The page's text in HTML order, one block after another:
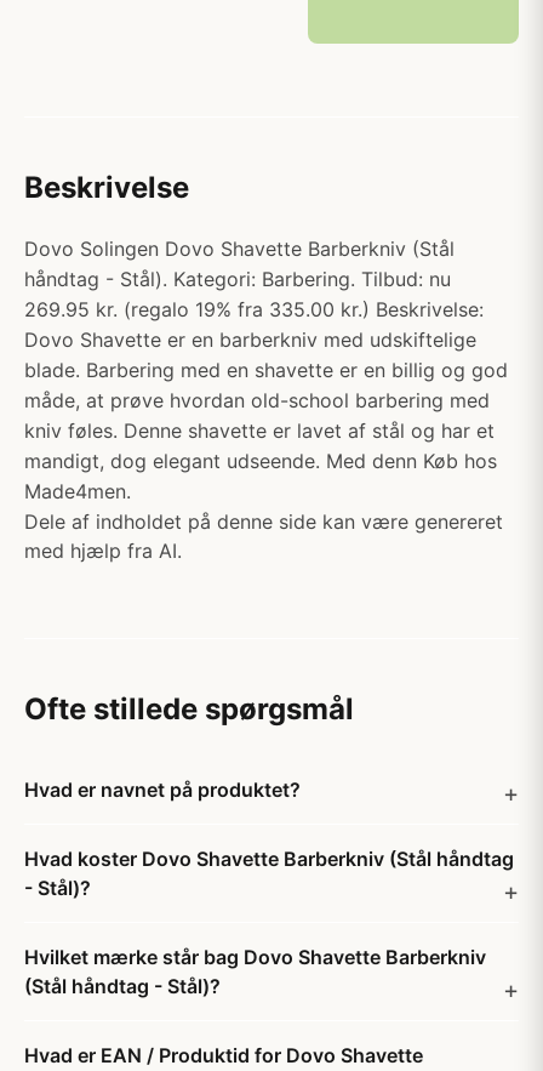
Beskrivelse
Dovo Solingen Dovo Shavette Barberkniv (Stål
håndtag - Stål). Kategori: Barbering. Tilbud: nu
269.95 kr. (regalo 19% fra 335.00 kr.) Beskrivelse:
Dovo Shavette er en barberkniv med udskiftelige
blade. Barbering med en shavette er en billig og god
måde, at prøve hvordan old-school barbering med
kniv føles. Denne shavette er lavet af stål og har et
mandigt, dog elegant udseende. Med denn Køb hos
Made4men.
Dele af indholdet på denne side kan være genereret
med hjælp fra AI.
Ofte stillede spørgsmål
Hvad er navnet på produktet?
Hvad koster Dovo Shavette Barberkniv (Stål håndtag
- Stål)?
Hvilket mærke står bag Dovo Shavette Barberkniv
(Stål håndtag - Stål)?
Hvad er EAN / Produktid for Dovo Shavette